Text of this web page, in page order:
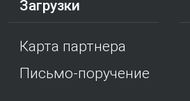
Загрузки
Карта партнера
Письмо-поручение